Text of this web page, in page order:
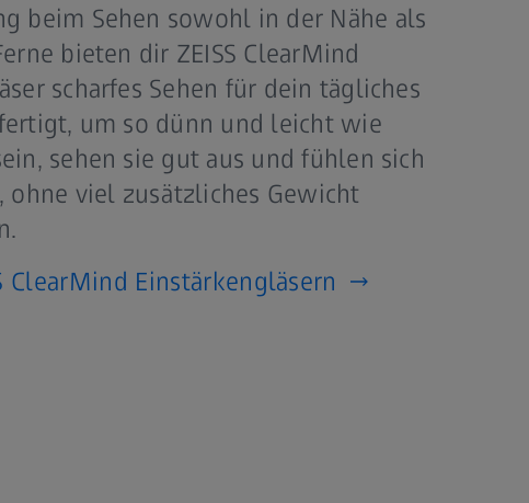
beim Sehen sowohl in der Nähe als
bieten dir ZEISS ClearMind
scharfes Sehen für dein tägliches
um so dünn und leicht wie
sehen sie gut aus und fühlen sich
ohne viel zusätzliches Gewicht
ClearMind Einstärkengläsern